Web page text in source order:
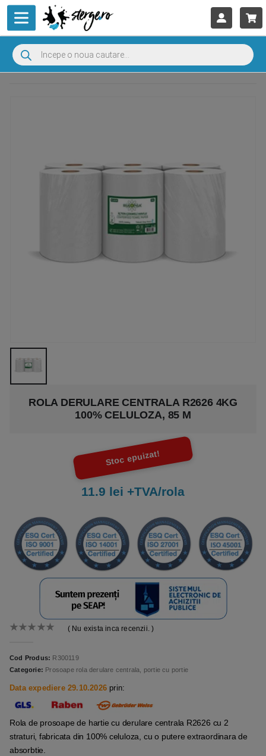
ROLA DERULARE CENTRALA R2626 4KG
100% CELULOZA, 85 M
( Nu exista inca recenzii. )
Cod Produs: R300119
Categorie: Prosoape rola derulare centrala, portie cu portie
Data expediere 29.10.2026 prin:
Rola de prosoape de hartie cu derulare centrala R2626 cu 2
straturi, fabricata din 100% celuloza, cu o putere extraordinara de
absorbtie.
Stoc epuizat!
11.9 lei +TVA/rola